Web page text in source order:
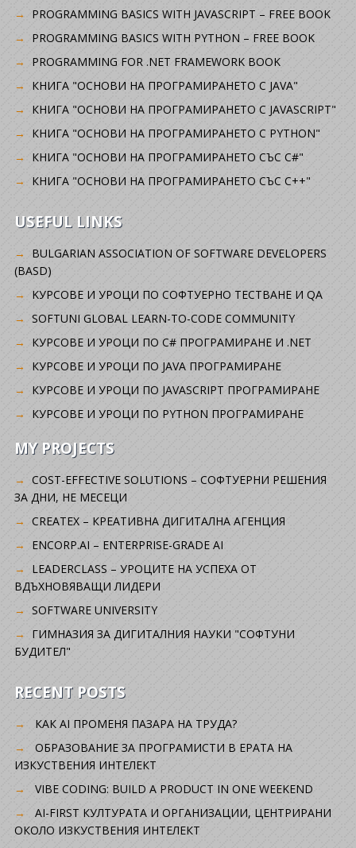
PROGRAMMING BASICS WITH JAVASCRIPT – FREE BOOK
PROGRAMMING BASICS WITH PYTHON – FREE BOOK
PROGRAMMING FOR .NET FRAMEWORK BOOK
КНИГА "ОСНОВИ НА ПРОГРАМИРАНЕТО С JAVA"
КНИГА "ОСНОВИ НА ПРОГРАМИРАНЕТО С JAVASCRIPT"
КНИГА "ОСНОВИ НА ПРОГРАМИРАНЕТО С PYTHON"
КНИГА "ОСНОВИ НА ПРОГРАМИРАНЕТО СЪС C#"
КНИГА "ОСНОВИ НА ПРОГРАМИРАНЕТО СЪС C++"
USEFUL LINKS
BULGARIAN ASSOCIATION OF SOFTWARE DEVELOPERS
(BASD)
KУРСОВЕ И УРОЦИ ПО СОФТУЕРНО ТЕСТВАНЕ И QA
SOFTUNI GLOBAL LEARN-TO-CODE COMMUNITY
КУРСОВЕ И УРОЦИ ПО C# ПРОГРАМИРАНЕ И .NET
КУРСОВЕ И УРОЦИ ПО JAVA ПРОГРАМИРАНЕ
КУРСОВЕ И УРОЦИ ПО JAVASCRIPT ПРОГРАМИРАНЕ
КУРСОВЕ И УРОЦИ ПО PYTHON ПРОГРАМИРАНЕ
MY PROJECTS
COST-EFFECTIVE SOLUTIONS – СОФТУЕРНИ РЕШЕНИЯ
ЗА ДНИ, НЕ МЕСЕЦИ
CREATEX – КРЕАТИВНА ДИГИТАЛНА АГЕНЦИЯ
ENCORP.AI – ENTERPRISE-GRADE AI
LEADERCLASS – УРОЦИТЕ НА УСПЕХА ОТ
ВДЪХНОВЯВАЩИ ЛИДЕРИ
SOFTWARE UNIVERSITY
ГИМНАЗИЯ ЗА ДИГИТАЛНИЯ НАУКИ "СОФТУНИ
БУДИТЕЛ"
RECENT POSTS
КАК AI ПРОМЕНЯ ПАЗАРА НА ТРУДА?
ОБРАЗОВАНИЕ ЗА ПРОГРАМИСТИ В ЕРАТА НА
ИЗКУСТВЕНИЯ ИНТЕЛЕКТ
VIBE CODING: BUILD A PRODUCT IN ONE WEEKEND
AI-FIRST КУЛТУРАТА И ОРГАНИЗАЦИИ, ЦЕНТРИРАНИ
ОКОЛО ИЗКУСТВЕНИЯ ИНТЕЛЕКТ